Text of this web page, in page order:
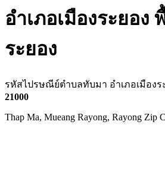
อำเภอเมืองระยอง
ระยอง
รหัสไปรษณีย์ตำบลทับมา อำเภอเมืองร
21000
Thap Ma, Mueang Rayong, Rayong Zip